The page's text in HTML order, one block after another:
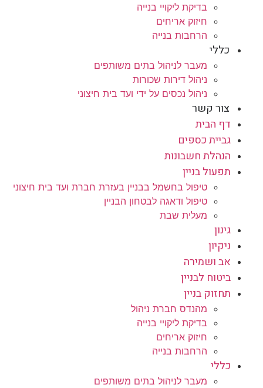
בדיקת ליקויי בנייה
חיזוק אריחים
הרחבות בנייה
כללי
מעבר לניהול בתים משותפים
ניהול דירות שכורות
ניהול נכסים על ידי ועד בית חיצוני
צור קשר
דף הבית
גביית כספים
הנהלת חשבונות
תפעול בניין
טיפול בחשמל בבניין בעזרת חברת ועד בית חיצוני
טיפול ודאגה לבטחון הבניין
מעלית שבת
גינון
ניקיון
אב ושמירה
ביטוח לבניין
תחזוק בניין
מהנדס חברת ניהול
בדיקת ליקויי בנייה
חיזוק אריחים
הרחבות בנייה
כללי
מעבר לניהול בתים משותפים